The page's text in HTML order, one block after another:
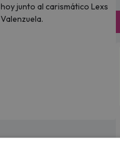
hoy junto al carismático Lexs
Valenzuela.